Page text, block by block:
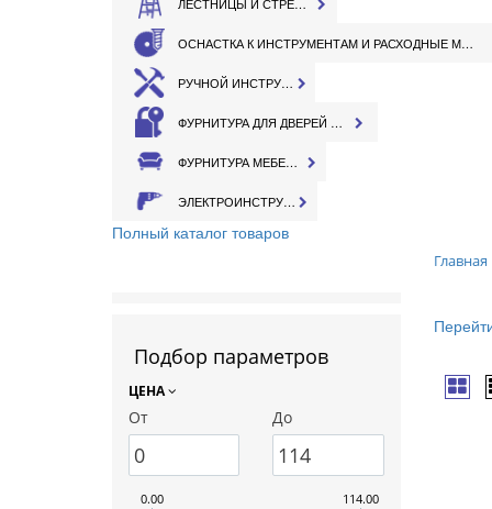
ОСНАСТКА К ИНСТРУМЕНТАМ И РАСХОДНЫЕ МАТЕРИАЛЫ
РУЧНОЙ ИНСТРУМЕНТ
ФУРНИТУРА ДЛЯ ДВЕРЕЙ И ОКОН
ФУРНИТУРА МЕБЕЛЬНАЯ
ЭЛЕКТРОИНСТРУМЕНТ
Полный каталог товаров
Главная
Подбор параметров
ЦЕНА
От До
0.00 114.00